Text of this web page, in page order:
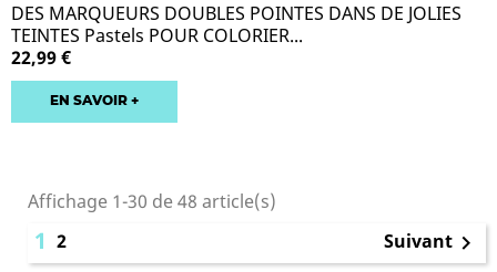
DES MARQUEURS DOUBLES POINTES DANS DE JOLIES
TEINTES Pastels POUR COLORIER...
22,99 €
EN SAVOIR +
Affichage 1-30 de 48 article(s)
1 2 Suivant 